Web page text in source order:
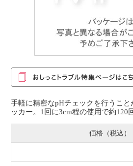
手軽に精密なpHチェックを行うこ
ッカー。1回に3cm程の使用で約120
価格（税込）